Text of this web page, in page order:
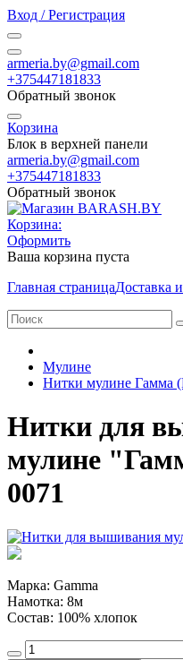
Вход / Регистрация
armeria.by@gmail.com
+375447181833
Обратный звонок
Корзина
Блок в верхней панели
armeria.by@gmail.com
+375447181833
Обратный звонок
Корзина:
Оформить
Ваша корзина пуста
Главная страницаДоставка
Мулине
Нитки мулине Гамма
Нитки для
мулине
0071
Марка: Gamma
Намотка: 8м
Состав: 100% хлопок